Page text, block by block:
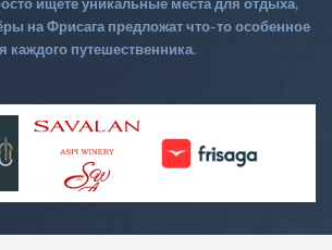
на Фрисага предложат что-то особенное
каждого путешественника.